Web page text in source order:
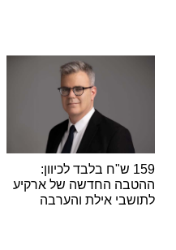
159 ש"ח בלבד לכיוון:
ההטבה החדשה של ארקיע
לתושבי אילת והערבה